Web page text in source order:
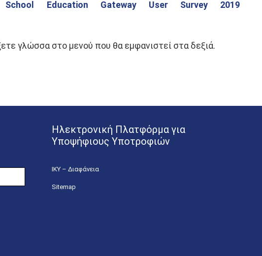
School Education Gateway User Survey 2019
γλώσσα στο μενού που θα εμφανιστεί στα δεξιά.
Ηλεκτρονική Πλατφόρμα για
Υποψήφιους Υποτροφιών
ΙΚΥ – Διαφάνεια
Sitemap